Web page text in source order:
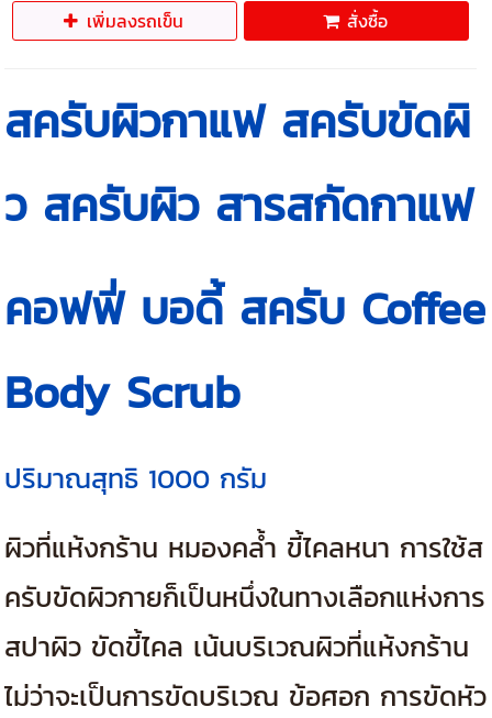
เพิ่มลงรถเข็น สั่งซื้อ
สครับผิวกาแฟ สครับขัดผิ
ว สครับผิว สารสกัดกาแฟ
คอฟฟี่ บอดี้ สครับ Coffee
Body Scrub
ปริมาณสุทธิ 1000 กรัม
ผิวที่แห้งกร้าน หมองคล้ำ ขี้ไคลหนา การใช้ส
ครับขัดผิวกายก็เป็นหนึ่งในทางเลือกแห่งการ
สปาผิว ขัดขี้ไคล เน้นบริเวณผิวที่แห้งกร้าน
ไม่ว่าจะเป็นการขัดบริเวณ ข้อศอก การขัดหัว